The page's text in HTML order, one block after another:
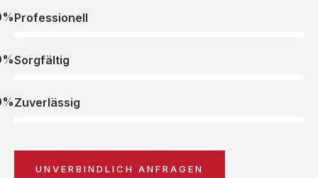
Professionell
Sorgfältig
Zuverlässig
UNVERBINDLICH ANFRAGEN